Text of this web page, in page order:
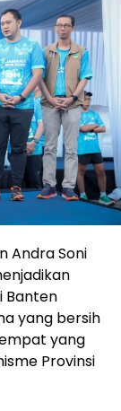
Andra Soni
Banten
yang bersih
yang
Provinsi